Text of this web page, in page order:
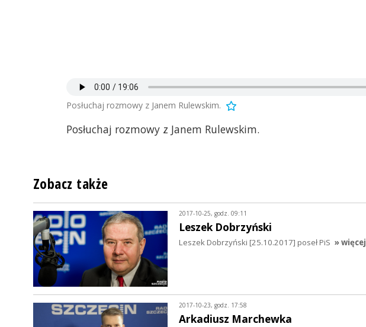
Posłuchaj rozmowy z Janem Rulewskim.
Posłuchaj rozmowy z Janem Rulewskim.
Zobacz także
2017-10-25, godz. 09:11
Leszek Dobrzyński
Leszek Dobrzyński [25.10.2017] poseł PiS » więcej
2017-10-23, godz. 17:58
Arkadiusz Marchewka